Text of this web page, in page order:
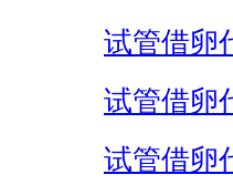
试管借卵
试管借卵
试管借卵